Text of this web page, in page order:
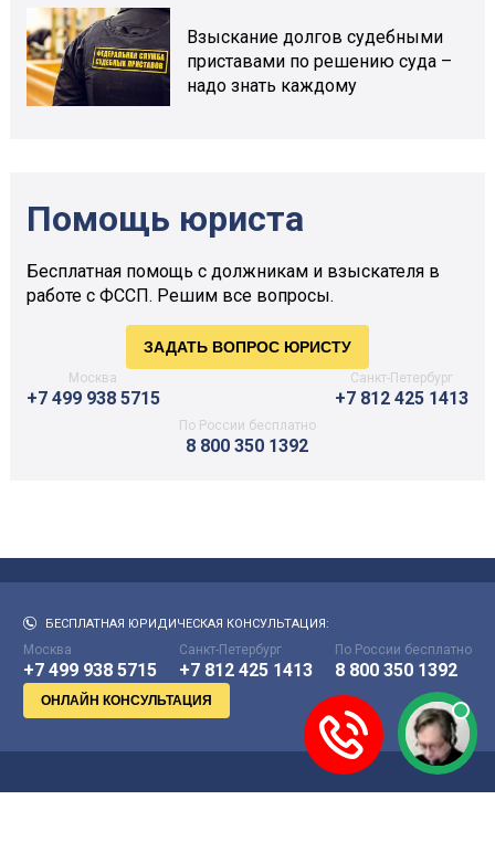
Взыскание долгов судебными
приставами по решению суда –
надо знать каждому
Помощь юриста
Бесплатная помощь с должникам и взыскателя в
работе с ФССП. Решим все вопросы.
Москва
+7 499 938 5715
Санкт-Петербург
+7 812 425 1413
По России бесплатно
8 800 350 1392
БЕСПЛАТНАЯ ЮРИДИЧЕСКАЯ КОНСУЛЬТАЦИЯ:
Москва
+7 499 938 5715
Санкт-Петербург
+7 812 425 1413
По России бесплатно
8 800 350 1392